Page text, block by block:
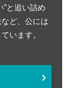
”と追い詰め
ど、公には
います。